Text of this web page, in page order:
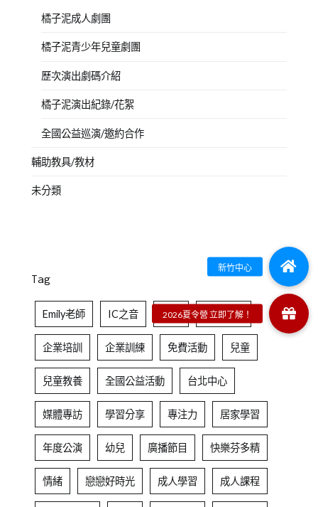
橘子泥成人劇團
橘子泥青少年兒童劇團
歷次演出劇碼介紹
橘子泥演出紀錄/花絮
全國公益巡演/邀約合作
輔助教具/教材
未分類
Tag
Emily老師 IC之音 中文 人際社交
企業培訓 企業訓練 免費活動 兒童
兒童教養 全國公益活動 台北中心
媒體專訪 學習分享 專注力 居家學習
年度公演 幼兒 廣播節目 快樂芬多精
情緒 戀戀好時光 成人學習 成人課程